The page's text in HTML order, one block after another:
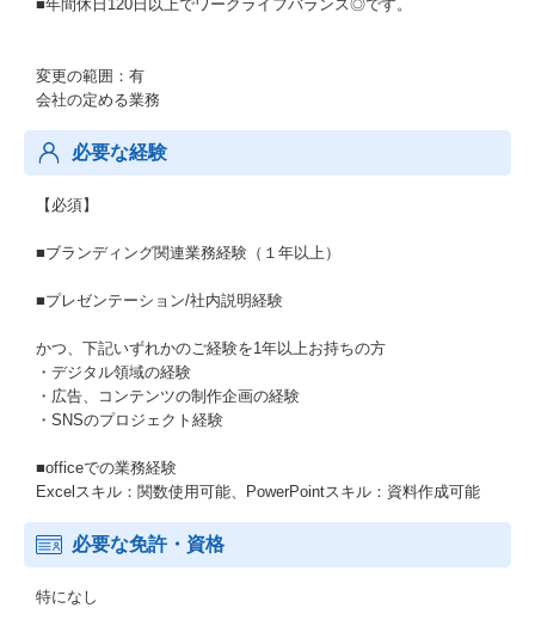
■年間休日120日以上でワークライフバランス◎です。
変更の範囲：有
会社の定める業務
必要な経験
【必須】
■ブランディング関連業務経験（１年以上）
■プレゼンテーション/社内説明経験
かつ、下記いずれかのご経験を1年以上お持ちの方
・デジタル領域の経験
・広告、コンテンツの制作企画の経験
・SNSのプロジェクト経験
■officeでの業務経験
Excelスキル：関数使用可能、PowerPointスキル：資料作成可能
必要な免許・資格
特になし